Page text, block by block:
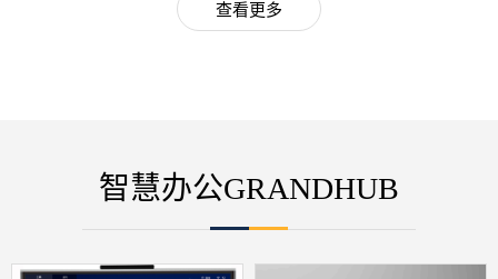
查看更多
智慧办公GRANDHUB